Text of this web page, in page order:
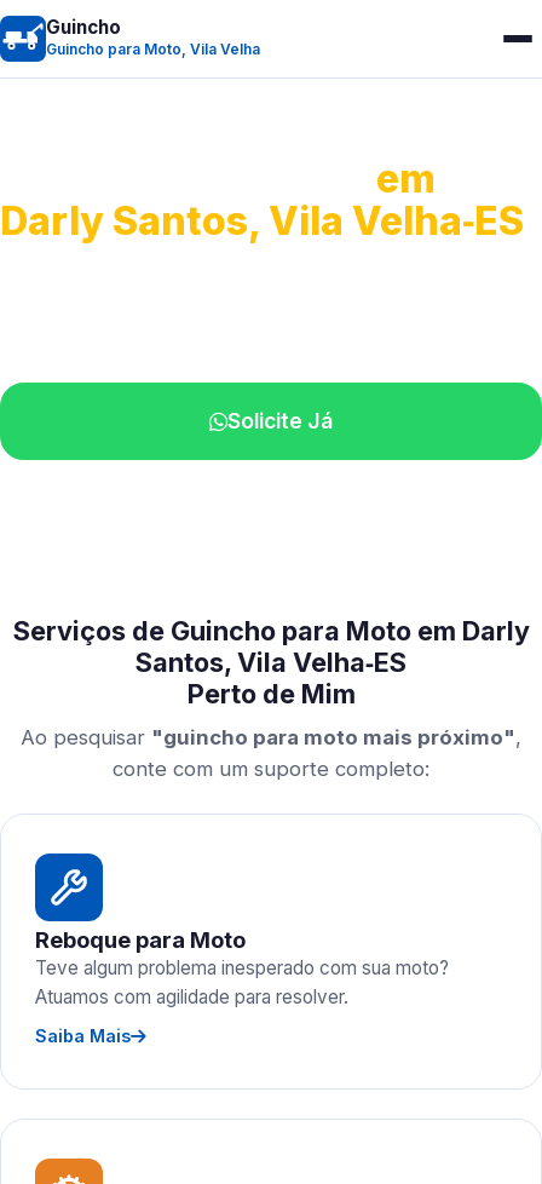
Guincho
Guincho para Moto, Vila Velha
em
Darly Santos, Vila Velha‑ES
Solicite Já
Serviços de Guincho para Moto em Darly
Santos, Vila Velha‑ES
Perto de Mim
Ao pesquisar "guincho para moto mais próximo",
conte com um suporte completo:
Reboque para Moto
Teve algum problema inesperado com sua moto?
Atuamos com agilidade para resolver.
Saiba Mais